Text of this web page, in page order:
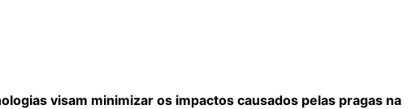
visam minimizar os impactos causados pelas pragas na